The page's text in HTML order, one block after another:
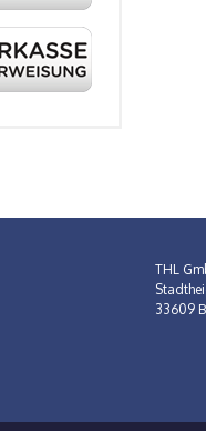
THL
33609